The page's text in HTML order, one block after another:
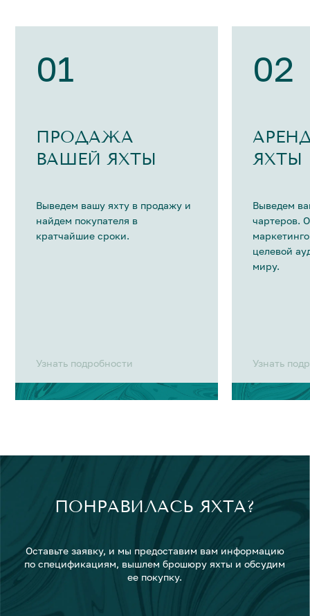
01
ПРОДАЖА
ВАШЕЙ ЯХТЫ
Выведем вашу яхту в продажу и
найдем покупателя в
кратчайшие сроки.
Узнать подробности
02
ЯХТЫ
Выведем
чартеров.
целевой
миру.
Узнать
ПОНРАВИЛАСЬ ЯХТА?
Оставьте заявку, и мы предоставим вам информацию
по спецификациям, вышлем брошюру яхты и обсудим
ее покупку.